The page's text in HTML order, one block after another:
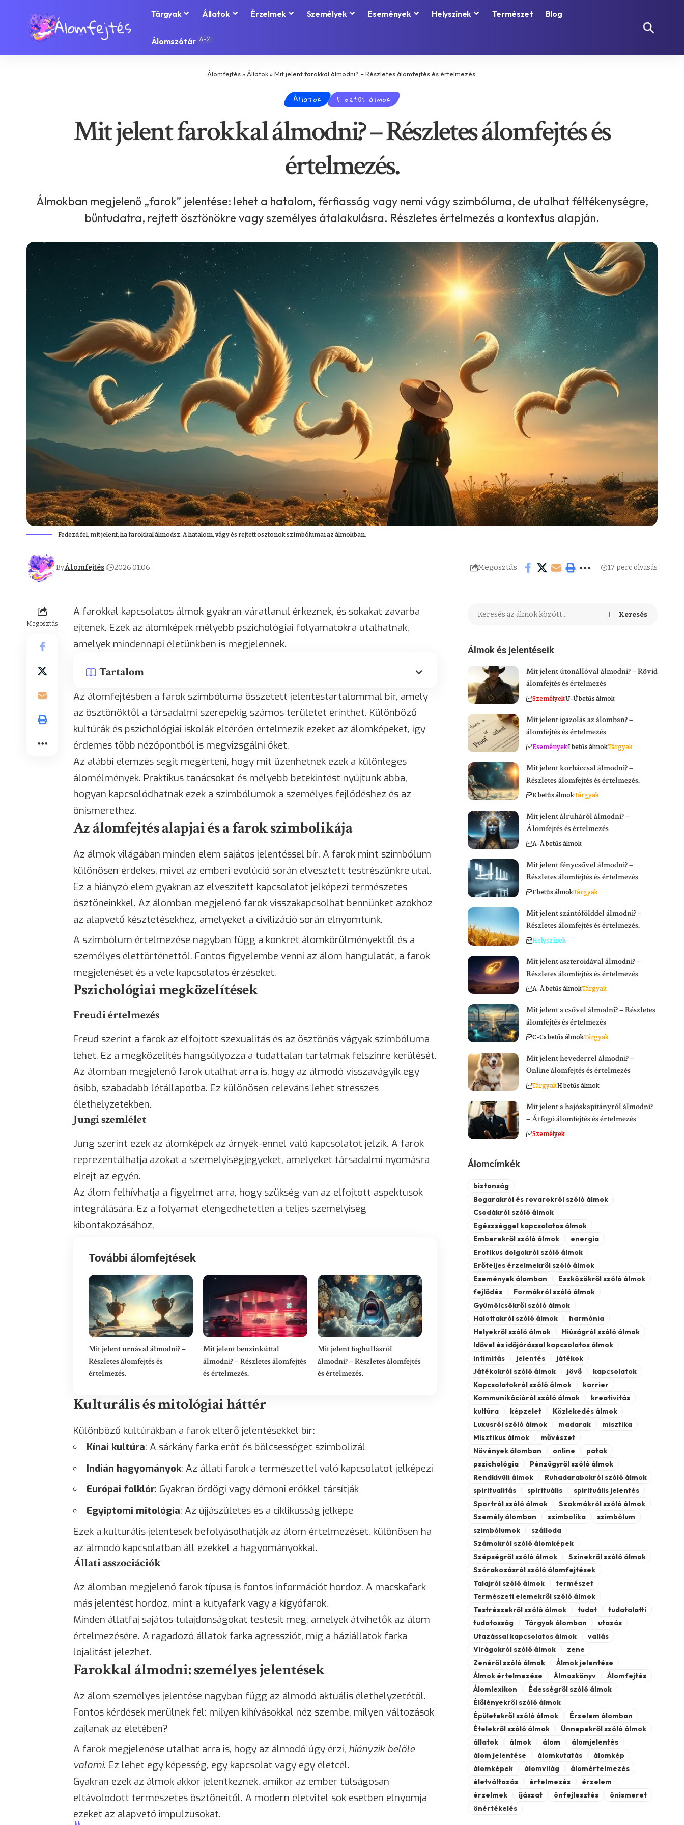
Tárgyak Állatok Érzelmek Személyek Események Helyszínek Természet Blog
Álomszótár A-Z
Álomfejtés»Állatok»Mit jelent farokkal álmodni? – Részletes álomfejtés és értelmezés.
Állatok F betűs álmok
Mit jelent farokkal álmodni? – Részletes álomfejtés és
értelmezés.
Álmokban megjelenő „farok” jelentése: lehet a hatalom, férfiasság vagy nemi vágy szimbóluma, de utalhat féltékenységre,
bűntudatra, rejtett ösztönökre vagy személyes átalakulásra. Részletes értelmezés a kontextus alapján.
Fedezd fel, mit jelent, ha farokkal álmodsz. A hatalom, vágy és rejtett ösztönök szimbólumai az álmokban.
ByÁlomfejtés 2026.01.06. Megosztás 17 perc olvasás
Megosztás
A farokkal kapcsolatos álmok gyakran váratlanul érkeznek, és sokakat zavarba
ejtenek. Ezek az álomképek mélyebb pszichológiai folyamatokra utalhatnak,
amelyek mindennapi életünkben is megjelennek.
Tartalom
Az álomfejtésben a farok szimbóluma összetett jelentéstartalommal bír, amely
az ösztönöktől a társadalmi szerepekig számos területet érinthet. Különböző
kultúrák és pszichológiai iskolák eltérően értelmezik ezeket az álomképeket, így
érdemes több nézőpontból is megvizsgálni őket.
Az alábbi elemzés segít megérteni, hogy mit üzenhetnek ezek a különleges
álomélmények. Praktikus tanácsokat és mélyebb betekintést nyújtunk abba,
hogyan kapcsolódhatnak ezek a szimbólumok a személyes fejlődéshez és az
önismerethez.
Az álomfejtés alapjai és a farok szimbolikája
Az álmok világában minden elem sajátos jelentéssel bír. A farok mint szimbólum
különösen érdekes, mivel az emberi evolúció során elvesztett testrészünkre utal.
Ez a hiányzó elem gyakran az elveszített kapcsolatot jelképezi természetes
ösztöneinkkel. Az álomban megjelenő farok visszakapcsolhat bennünket azokhoz
az alapvető késztetésekhez, amelyeket a civilizáció során elnyomtunk.
A szimbólum értelmezése nagyban függ a konkrét álomkörülményektől és a
személyes élettörténettől. Fontos figyelembe venni az álom hangulatát, a farok
megjelenését és a vele kapcsolatos érzéseket.
Pszichológiai megközelítések
Freudi értelmezés
Freud szerint a farok az elfojtott szexualitás és az ösztönös vágyak szimbóluma
lehet. Ez a megközelítés hangsúlyozza a tudattalan tartalmak felszínre kerülését.
Az álomban megjelenő farok utalhat arra is, hogy az álmodó visszavágyik egy
ősibb, szabadabb létállapotba. Ez különösen releváns lehet stresszes
élethelyzetekben.
Jungi szemlélet
Jung szerint ezek az álomképek az árnyék-énnel való kapcsolatot jelzik. A farok
reprezentálhatja azokat a személyiségjegyeket, amelyeket társadalmi nyomásra
elrejt az egyén.
Az álom felhívhatja a figyelmet arra, hogy szükség van az elfojtott aspektusok
integrálására. Ez a folyamat elengedhetetlen a teljes személyiség
kibontakozásához.
További álomfejtések
Mit jelent urnával álmodni? –
Részletes álomfejtés és
értelmezés.
Mit jelent benzinkúttal
álmodni? – Részletes álomfejtés
és értelmezés.
Mit jelent foghullásról
álmodni? – Részletes álomfejtés
és értelmezés.
Kulturális és mitológiai háttér
Különböző kultúrákban a farok eltérő jelentésekkel bír:
Kínai kultúra: A sárkány farka erőt és bölcsességet szimbolizál
Indián hagyományok: Az állati farok a természettel való kapcsolatot jelképezi
Európai folklór: Gyakran ördögi vagy démoni erőkkel társítják
Egyiptomi mitológia: Az újjászületés és a ciklikusság jelképe
Ezek a kulturális jelentések befolyásolhatják az álom értelmezését, különösen ha
az álmodó kapcsolatban áll ezekkel a hagyományokkal.
Állati asszociációk
Az álomban megjelenő farok típusa is fontos információt hordoz. A macskafark
más jelentést hordoz, mint a kutyafark vagy a kígyófarok.
Minden állatfaj sajátos tulajdonságokat testesít meg, amelyek átvihetők az álom
értelmezésére. A ragadozó állatok farka agressziót, míg a háziállatok farka
lojalitást jelezhet.
Farokkal álmodni: személyes jelentések
Az álom személyes jelentése nagyban függ az álmodó aktuális élethelyzetétől.
Fontos kérdések merülnek fel: milyen kihívásokkal néz szembe, milyen változások
zajlanak az életében?
A farok megjelenése utalhat arra is, hogy az álmodó úgy érzi, hiányzik belőle
valami. Ez lehet egy képesség, egy kapcsolat vagy egy életcél.
Gyakran ezek az álmok akkor jelentkeznek, amikor az ember túlságosan
eltávolodott természetes ösztöneitől. A modern életvitel sok esetben elnyomja
ezeket az alapvető impulzusokat.
Keresés
Álmok és jelentéseik
Mit jelent útonállóval álmodni? – Rövid
álomfejtés és értelmezés
SzemélyekU-Ü betűs álmok
Mit jelent igazolás az álomban? –
álomfejtés és értelmezés
EseményekI betűs álmokTárgyak
Mit jelent korbáccsal álmodni? –
Részletes álomfejtés és értelmezés.
K betűs álmokTárgyak
Mit jelent álruháról álmodni? –
Álomfejtés és értelmezés
A-Á betűs álmok
Mit jelent fénycsővel álmodni? –
Részletes álomfejtés és értelmezés
F betűs álmokTárgyak
Mit jelent szántófölddel álmodni? –
Részletes álomfejtés és értelmezés.
Helyszínek
Mit jelent aszteroidával álmodni? –
Részletes álomfejtés és értelmezés
A-Á betűs álmokTárgyak
Mit jelent a csővel álmodni? – Részletes
álomfejtés és értelmezés
C-Cs betűs álmokTárgyak
Mit jelent hevederrel álmodni? –
Online álomfejtés és értelmezés
TárgyakH betűs álmok
Mit jelent a hajóskapitányról álmodni?
– Átfogó álomfejtés és értelmezés
Személyek
Álomcímkék
biztonság
Bogarakról és rovarokról szóló álmok
Csodákról szóló álmok
Egészséggel kapcsolatos álmok
Emberekről szóló álmok
energia
Erotikus dolgokról szóló álmok
Erőteljes érzelmekről szóló álmok
Események álomban
Eszközökről szóló álmok
fejlődés
Formákról szóló álmok
Gyümölcsökről szóló álmok
Halottakról szóló álmok
harmónia
Helyekről szóló álmok
Hiúságról szóló álmok
Idővel és időjárással kapcsolatos álmok
intimitás
jelentés
játékok
Játékokról szóló álmok
jövő
kapcsolatok
Kapcsolatokról szóló álmok
karrier
Kommunikációról szóló álmok
kreativitás
kultúra
képzelet
Közlekedés álmok
Luxusról szóló álmok
madarak
misztika
Misztikus álmok
művészet
Növények álomban
online
patak
pszichológia
Pénzügyről szóló álmok
Rendkívüli álmok
Ruhadarabokról szóló álmok
spiritualitás
spirituális
spirituális jelentés
Sportról szóló álmok
Szakmákról szóló álmok
Személy álomban
szimbolika
szimbólum
szimbólumok
szálloda
Számokról szóló álomképek
Szépségről szóló álmok
Színekről szóló álmok
Szórakozásról szóló álomfejtések
Talajról szóló álmok
természet
Természeti elemekről szóló álmok
Testrészekről szóló álmok
tudat
tudatalatti
tudatosság
Tárgyak álomban
utazás
Utazással kapcsolatos álmok
vallás
Virágokról szóló álmok
zene
Zenéről szóló álmok
Álmok jelentése
Álmok értelmezése
Álmoskönyv
Álomfejtés
Álomlexikon
Édességről szóló álmok
Élőlényekről szóló álmok
Épületekről szóló álmok
Érzelem álomban
Ételekről szóló álmok
Ünnepekről szóló álmok
állatok
álmok álom
álomjelentés
álom jelentése
álomkutatás
álomkép
álomképek
álomvilág
álomértelmezés
életváltozás
értelmezés
érzelem
érzelmek
íjászat önfejlesztés
önismeret
önértékelés